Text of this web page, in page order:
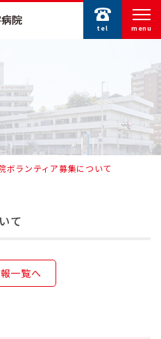
tel menu
ボランティア募集について
て
一覧へ